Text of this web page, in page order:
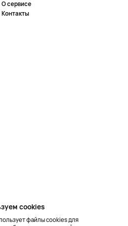
О сервисе
Контакты
cookies
файлы cookies для